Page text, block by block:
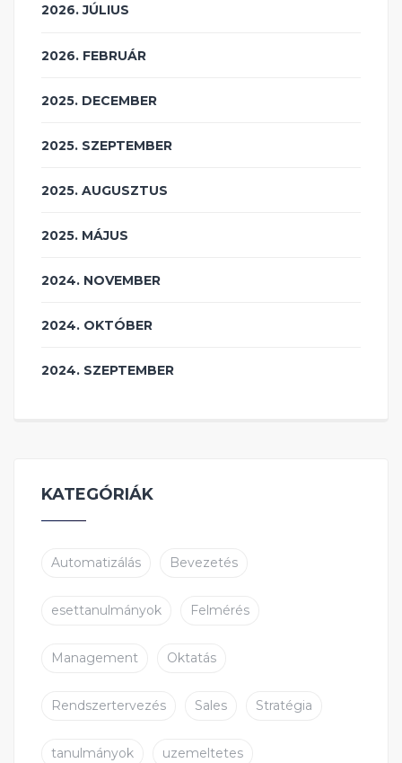
2026. JÚLIUS
2026. FEBRUÁR
2025. DECEMBER
2025. SZEPTEMBER
2025. AUGUSZTUS
2025. MÁJUS
2024. NOVEMBER
2024. OKTÓBER
2024. SZEPTEMBER
KATEGÓRIÁK
Automatizálás Bevezetés
esettanulmányok Felmérés
Management Oktatás
Rendszertervezés Sales Stratégia
tanulmányok uzemeltetes